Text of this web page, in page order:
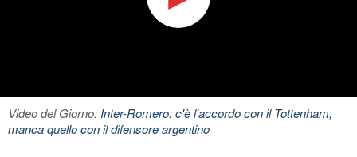
Video del Giorno:Inter-Romero: c'è l'accordo con il Tottenham,
manca quello con il difensore argentino